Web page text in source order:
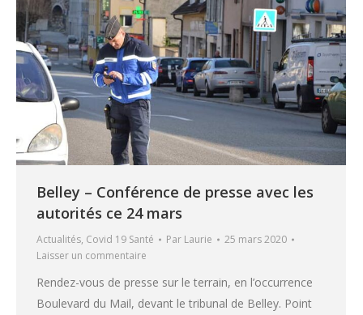
Belley – Conférence de presse avec les
autorités ce 24 mars
Actualités, Covid 19 Santé Par Laurie
25 mars 2020
Laisser un commentaire
Rendez-vous de presse sur le terrain, en l’occurrence
Boulevard du Mail, devant le tribunal de Belley. Point